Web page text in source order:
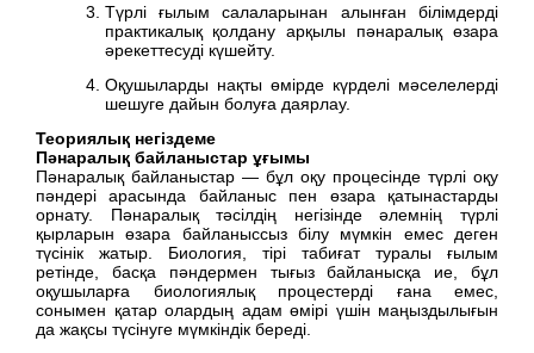
Түрлі ғылым салаларынан алынған білімдерді
практикалық қолдану арқылы пәнаралық өзара
әрекеттесуді күшейту.
Оқушыларды нақты өмірде күрделі мәселелерді
шешуге дайын болуға даярлау.
Теориялық негіздеме
Пәнаралық байланыстар ұғымы
Пәнаралық байланыстар — бұл оқу процесінде түрлі оқу
пәндері арасында байланыс пен өзара қатынастарды
орнату. Пәнаралық тәсілдің негізінде әлемнің түрлі
қырларын өзара байланыссыз білу мүмкін емес деген
түсінік жатыр. Биология, тірі табиғат туралы ғылым
ретінде, басқа пәндермен тығыз байланысқа ие, бұл
оқушыларға биологиялық процестерді ғана емес,
сонымен қатар олардың адам өмірі үшін маңыздылығын
да жақсы түсінуге мүмкіндік береді.